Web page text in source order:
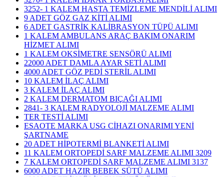
3252- 1 KALEM HASTA TEMİZLEME MENDİLİ ALIMI
9 ADET GÖZ GAZ KİTİ ALIMI
6 ADET GASTRİK KALİBRASYON TÜPÜ ALIMI
1 KALEM AMBULANS ARAÇ BAKIM ONARIM
HİZMET ALIMI
1 KALEM OKSİMETRE SENSÖRÜ ALIMI
22000 ADET DAMLA AYAR SETİ ALIMI
4000 ADET GÖZ PEDİ STERİL ALIMI
10 KALEM İLAÇ ALIMI
3 KALEM İLAÇ ALIMI
2 KALEM DERMATOM BIÇAĞI ALIMI
2841- 3 KALEM RADYOLOJİ MALZEME ALIMI
TER TESTİ ALIMI
ESAOTE MARKA USG CİHAZI ONARIMI YENİ
ŞARTNAME
20 ADET HİPOTERMİ BLANKETİ ALIMI
11 KALEM ORTOPEDİ SARF MALZEME ALIMI 3209
7 KALEM ORTOPEDİ SARF MALZEME ALIMI 3137
6000 ADET HAZIR BEBEK SÜTÜ ALIMI